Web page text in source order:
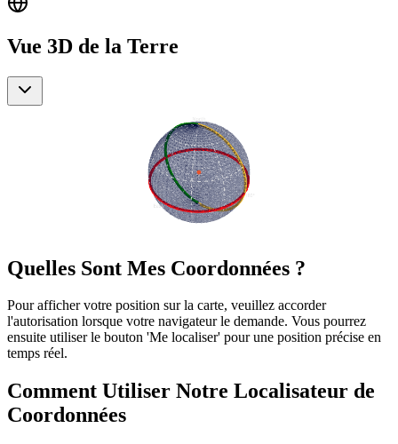
Vue 3D de la Terre
Quelles Sont Mes Coordonnées ?
Pour afficher votre position sur la carte, veuillez accorder
l'autorisation lorsque votre navigateur le demande. Vous pourrez
ensuite utiliser le bouton 'Me localiser' pour une position précise en
temps réel.
Comment Utiliser Notre Localisateur de
Coordonnées